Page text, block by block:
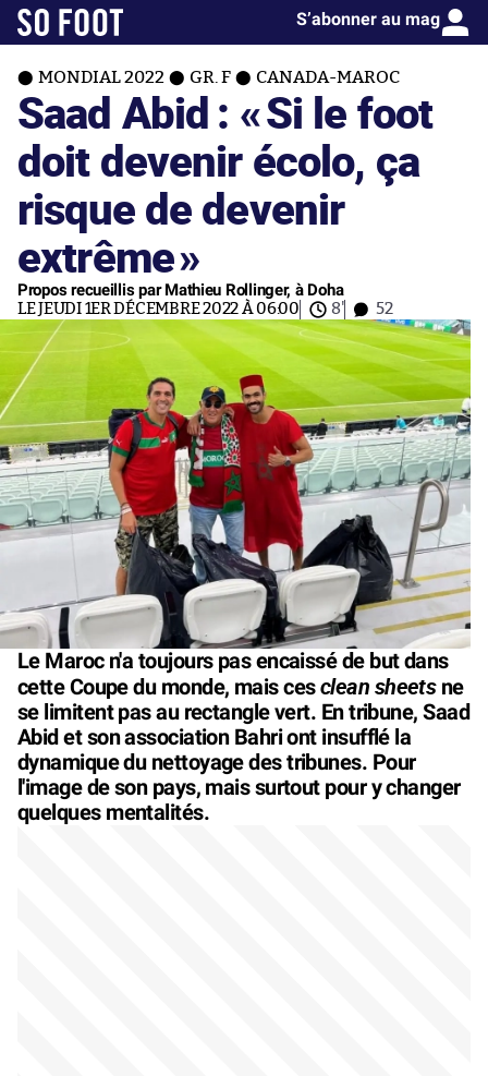
S’abonner au mag
MONDIAL 2022 GR. F CANADA-MAROC
Saad Abid : «Si le foot
doit devenir écolo, ça
risque de devenir
extrême»
Propos recueillis par Mathieu Rollinger, à Doha
LE JEUDI 1ER DÉCEMBRE 2022 À 06:00 8' 52
Le Maroc n'a toujours pas encaissé de but dans
cette Coupe du monde, mais cesclean sheetsne
se limitent pas au rectangle vert. En tribune, Saad
Abid et son association Bahri ont insufflé la
dynamique du nettoyage des tribunes. Pour
l'image de son pays, mais surtout pour y changer
quelques mentalités.